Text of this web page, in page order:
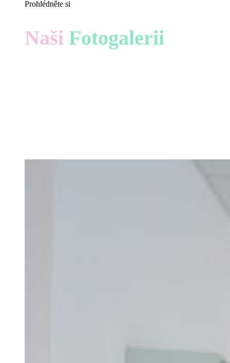
Prohlédněte si
Naši Fotogalerii